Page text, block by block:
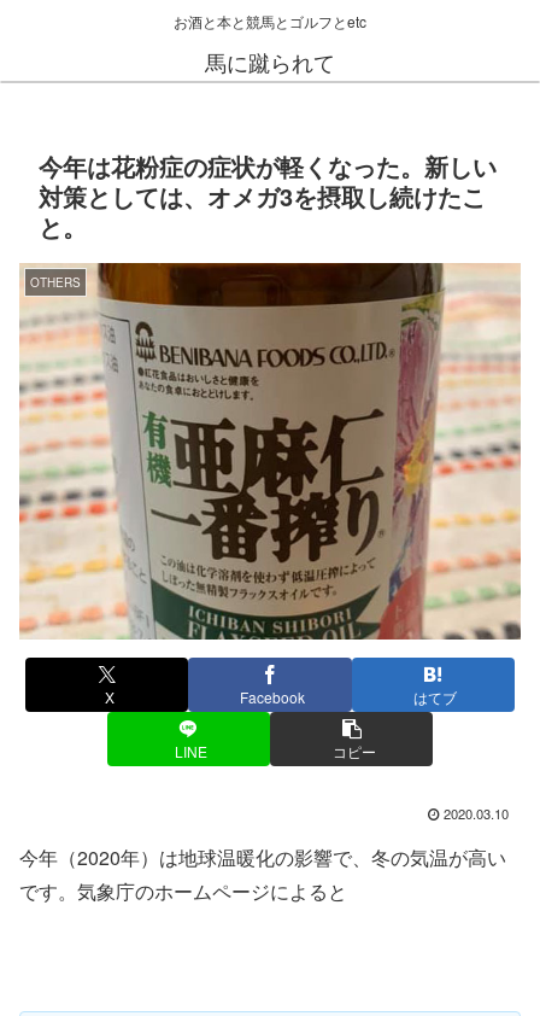
お酒と本と競馬とゴルフとetc
馬に蹴られて
今年は花粉症の症状が軽くなった。新しい
対策としては、オメガ3を摂取し続けたこ
と。
OTHERS
X Facebook はてブ
LINE コピー
2020.03.10
今年（2020年）は地球温暖化の影響で、冬の気温が高い
です。気象庁のホームページによると